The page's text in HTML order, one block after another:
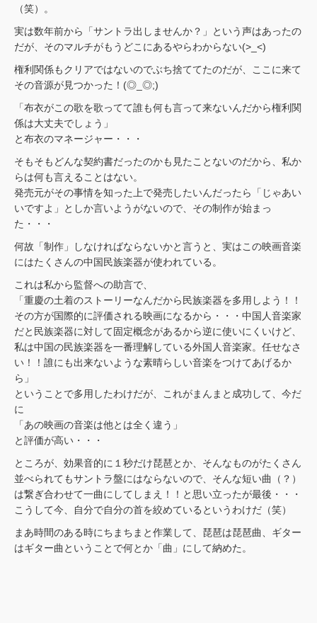
（笑）。
実は数年前から「サントラ出しませんか？」という声はあったの
だが、そのマルチがもうどこにあるやらわからない(>_<)
権利関係もクリアではないのでぶち捨ててたのだが、ここに来て
その音源が見つかった！(◎_◎;)
「布衣がこの歌を歌ってて誰も何も言って来ないんだから権利関
係は大丈夫でしょう」
と布衣のマネージャー・・・
そもそもどんな契約書だったのかも見たことないのだから、私か
らは何も言えることはない。
発売元がその事情を知った上で発売したいんだったら「じゃあい
いですよ」としか言いようがないので、その制作が始まっ
た・・・
何故「制作」しなければならないかと言うと、実はこの映画音楽
にはたくさんの中国民族楽器が使われている。
これは私から監督への助言で、
「重慶の土着のストーリーなんだから民族楽器を多用しよう！！
その方が国際的に評価される映画になるから・・・中国人音楽家
だと民族楽器に対して固定概念があるから逆に使いにくいけど、
私は中国の民族楽器を一番理解している外国人音楽家。任せなさ
い！！誰にも出来ないような素晴らしい音楽をつけてあげるか
ら」
ということで多用したわけだが、これがまんまと成功して、今だ
に
「あの映画の音楽は他とは全く違う」
と評価が高い・・・
ところが、効果音的に１秒だけ琵琶とか、そんなものがたくさん
並べられてもサントラ盤にはならないので、そんな短い曲（？）
は繋ぎ合わせて一曲にしてしまえ！！と思い立ったが最後・・・
こうして今、自分で自分の首を絞めているというわけだ（笑）
まあ時間のある時にちまちまと作業して、琵琶は琵琶曲、ギター
はギター曲ということで何とか「曲」にして納めた。